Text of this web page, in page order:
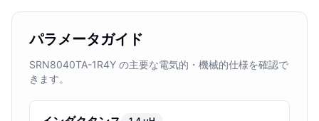
パラメータガイド
SRN8040TA-1R4Y の主要な電気的・機械的仕様を確認で
きます。